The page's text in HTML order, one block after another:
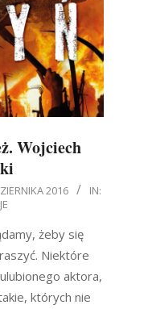
Wojciech
2016
IN:
żeby się
Niektóre
aktora,
których nie